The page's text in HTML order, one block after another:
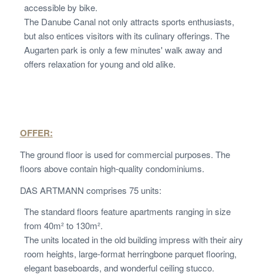
accessible by bike.
The Danube Canal not only attracts sports enthusiasts,
but also entices visitors with its culinary offerings. The
Augarten park is only a few minutes' walk away and
offers relaxation for young and old alike.
OFFER:
The ground floor is used for commercial purposes. The
floors above contain high-quality condominiums.
DAS ARTMANN comprises 75 units:
The standard floors feature apartments ranging in size
from 40m² to 130m².
The units located in the old building impress with their airy
room heights, large-format herringbone parquet flooring,
elegant baseboards, and wonderful ceiling stucco.